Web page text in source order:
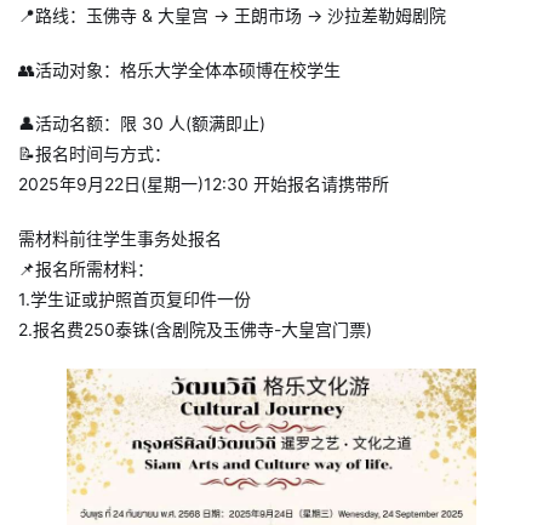
📍路线：玉佛寺 & 大皇宫 → 王朗市场 → 沙拉差勒姆剧院
👥活动对象：格乐大学全体本硕博在校学生
👤活动名额：限 30 人(额满即止)
📝报名时间与方式：
2025年9月22日(星期一)12:30 开始报名请携带所
需材料前往学生事务处报名
📌报名所需材料：
1.学生证或护照首页复印件一份
2.报名费250泰铢(含剧院及玉佛寺-大皇宫门票)